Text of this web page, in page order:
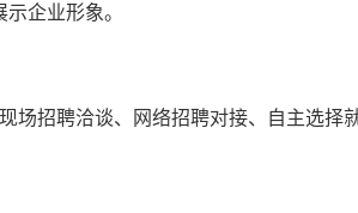
企业形象。
场招聘洽谈、网络招聘对接、自主选择